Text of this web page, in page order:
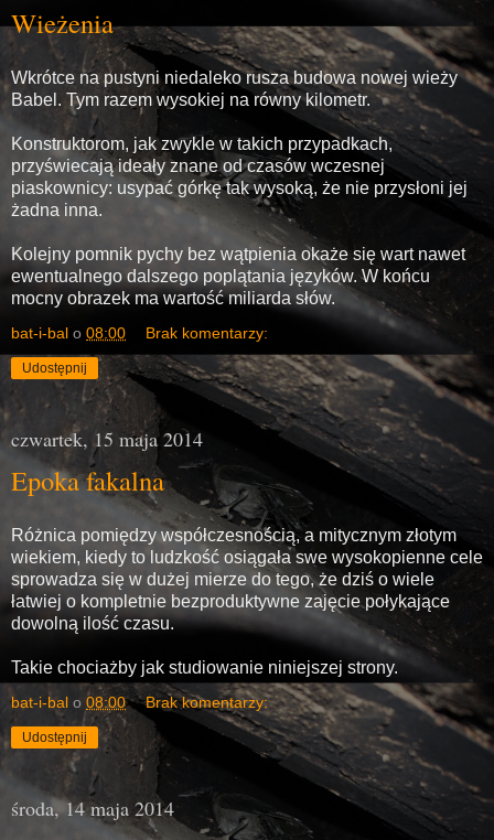
Wieżenia
Wkrótce na pustyni niedaleko rusza budowa nowej wieży
Babel. Tym razem wysokiej na równy kilometr.
Konstruktorom, jak zwykle w takich przypadkach,
przyświecają ideały znane od czasów wczesnej
piaskownicy: usypać górkę tak wysoką, że nie przysłoni jej
żadna inna.
Kolejny pomnik pychy bez wątpienia okaże się wart nawet
ewentualnego dalszego poplątania języków. W końcu
mocny obrazek ma wartość miliarda słów.
bat-i-bal o 08:00 Brak komentarzy:
Udostępnij
czwartek, 15 maja 2014
Epoka fakalna
Różnica pomiędzy współczesnością, a mitycznym złotym
wiekiem, kiedy to ludzkość osiągała swe wysokopienne cele
sprowadza się w dużej mierze do tego, że dziś o wiele
łatwiej o kompletnie bezproduktywne zajęcie połykające
dowolną ilość czasu.
Takie chociażby jak studiowanie niniejszej strony.
bat-i-bal o 08:00 Brak komentarzy:
Udostępnij
środa, 14 maja 2014